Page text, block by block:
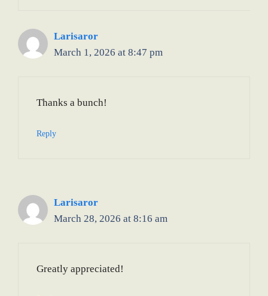
Larisaror
March 1, 2026 at 8:47 pm
Thanks a bunch!
Reply
Larisaror
March 28, 2026 at 8:16 am
Greatly appreciated!